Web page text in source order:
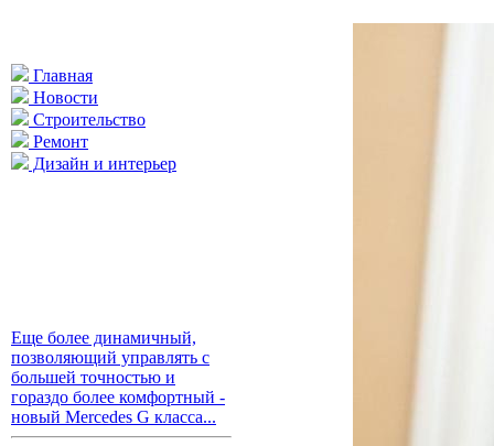
Главная
Новости
Строительство
Ремонт
Дизайн и интерьер
Еще более динамичный,
позволяющий управлять с
большей точностью и
гораздо более комфортный -
новый Mercedes G класса...